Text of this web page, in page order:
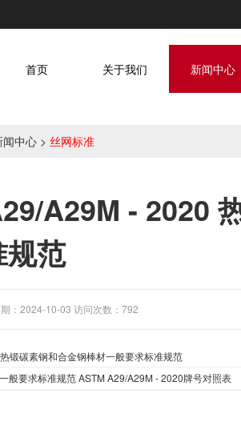
新闻中心
关于我们
首页
闻中心 > 丝网标准
A29M - 2020
范
：2024-10-03 访问次数：792
热锻碳素钢和合金钢棒材一般要求标准规范
般要求标准规范ASTM A29/A29M - 2020牌号对照表